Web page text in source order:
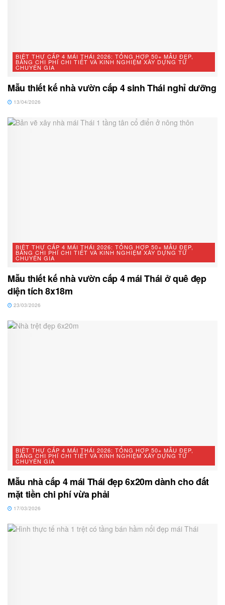
BIỆT THỰ CẤP 4 MÁI THÁI 2026: TỔNG HỢP 50+ MẪU ĐẸP,
BẢNG CHI PHÍ CHI TIẾT VÀ KINH NGHIỆM XÂY DỰNG TỪ
CHUYÊN GIA
Mẫu thiết kế nhà vườn cấp 4 sinh Thái nghỉ dưỡng
13/04/2026
BIỆT THỰ CẤP 4 MÁI THÁI 2026: TỔNG HỢP 50+ MẪU ĐẸP,
BẢNG CHI PHÍ CHI TIẾT VÀ KINH NGHIỆM XÂY DỰNG TỪ
CHUYÊN GIA
Mẫu thiết kế nhà vườn cấp 4 mái Thái ở quê đẹp
diện tích 8x18m
23/03/2026
BIỆT THỰ CẤP 4 MÁI THÁI 2026: TỔNG HỢP 50+ MẪU ĐẸP,
BẢNG CHI PHÍ CHI TIẾT VÀ KINH NGHIỆM XÂY DỰNG TỪ
CHUYÊN GIA
Mẫu nhà cấp 4 mái Thái đẹp 6x20m dành cho đất
mặt tiền chi phí vừa phải
17/03/2026